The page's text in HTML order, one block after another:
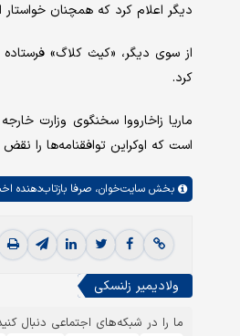
دیگر اعلام کرد که همچنان خواستار اجرای
از سوی دیگر، «کیث کلاگ»
کرد.
ماریا زاخارووا سخنگوی وزارت
است که اوکراین توافقنامه‌ها را
بخش سایت‌خوان، صرفا بازتاب‌دهنده
ولادیمیر زلنسکی
ما را در شبکه‌های اجتماعی دنبال